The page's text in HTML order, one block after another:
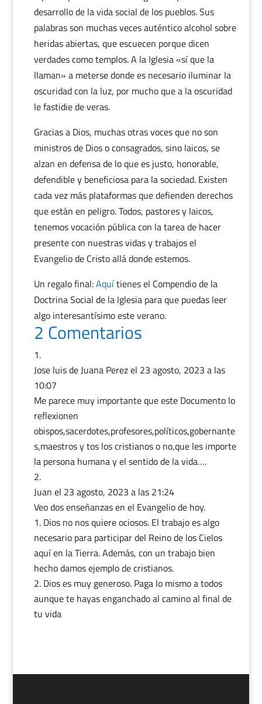
desarrollo de la vida social de los pueblos. Sus
palabras son muchas veces auténtico alcohol sobre
heridas abiertas, que escuecen porque dicen
verdades como templos. A la Iglesia «sí que la
llaman» a meterse donde es necesario iluminar la
oscuridad con la luz, por mucho que a la oscuridad
le fastidie de veras.
Gracias a Dios, muchas otras voces que no son
ministros de Dios o consagrados, sino laicos, se
alzan en defensa de lo que es justo, honorable,
defendible y beneficiosa para la sociedad. Existen
cada vez más plataformas que defienden derechos
que están en peligro. Todos, pastores y laicos,
tenemos vocación pública con la tarea de hacer
presente con nuestras vidas y trabajos el
Evangelio de Cristo allá donde estemos.
Un regalo final:Aquítienes el Compendio de la
Doctrina Social de la Iglesia para que puedas leer
algo interesantísimo este verano.
2 Comentarios
Jose luis de Juana Perezel 23 agosto, 2023 a las
10:07
Me parece muy importante que este Documento lo
reflexionen
obispos,sacerdotes,profesores,políticos,gobernante
s,maestros y tos los cristianos o no,que les importe
la persona humana y el sentido de la vida….
Juan el 23 agosto, 2023 a las 21:24
Veo dos enseñanzas en el Evangelio de hoy.
1. Dios no nos quiere ociosos. El trabajo es algo
necesario para participar del Reino de los Cielos
aquí en la Tierra. Además, con un trabajo bien
hecho damos ejemplo de cristianos.
2. Dios es muy generoso. Paga lo mismo a todos
aunque te hayas enganchado al camino al final de
tu vida